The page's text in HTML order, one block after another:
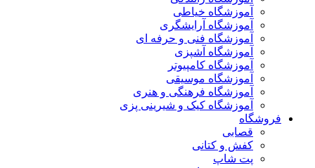
آموزشگاه خیاطی
آموزشگاه آرایشگری
آموزشگاه فنی و حرفه ای
آموزشگاه آشپزی
آموزشگاه کامپیوتر
آموزشگاه موسیقی
آموزشگاه فرهنگی و هنری
آموزشگاه کیک و شیرینی پزی
فروشگاه
قصابی
کفش و کتانی
پت شاپ